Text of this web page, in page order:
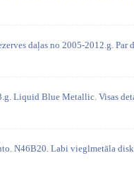
daļas no 2005-2012.g. Par
Liquid Blue Metallic. Visas
N46B20. Labi vieglmetāla